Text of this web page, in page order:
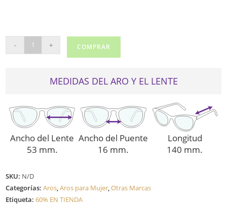
MYSTIQUE
5057
- + COMPRAR
MEDIDAS DEL ARO Y EL LENTE
Ancho del Lente
53 mm.
Ancho del Puente
16 mm.
Longitud
140 mm.
SKU: N/D
Categorías:Aros,Aros para Mujer,Otras Marcas
Etiqueta:60% EN TIENDA